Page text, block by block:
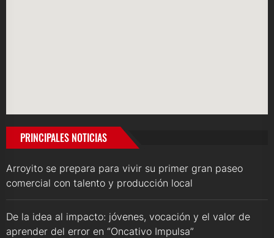
PRINCIPALES NOTICIAS
Arroyito se prepara para vivir su primer gran paseo
comercial con talento y producción local
De la idea al impacto: jóvenes, vocación y el valor de
aprender del error en “Oncativo Impulsa”